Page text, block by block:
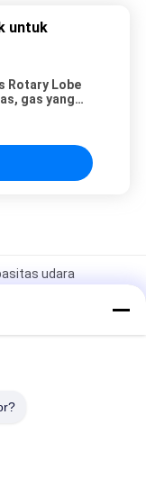
untuk
Rotary Lobe
gas yang
udara
dan gas yang
terbakar,